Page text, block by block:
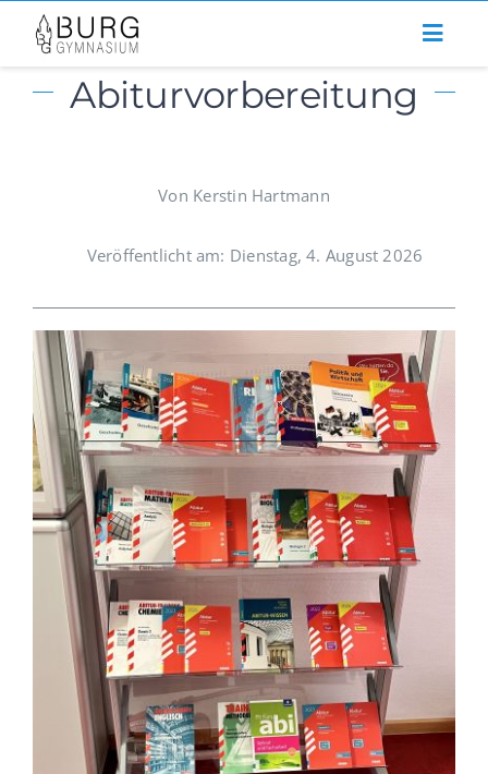
Zum
Inhalt
springenAbiturvorbereitung
Von Kerstin Hartmann
Veröffentlicht am: Dienstag, 4. August 2026